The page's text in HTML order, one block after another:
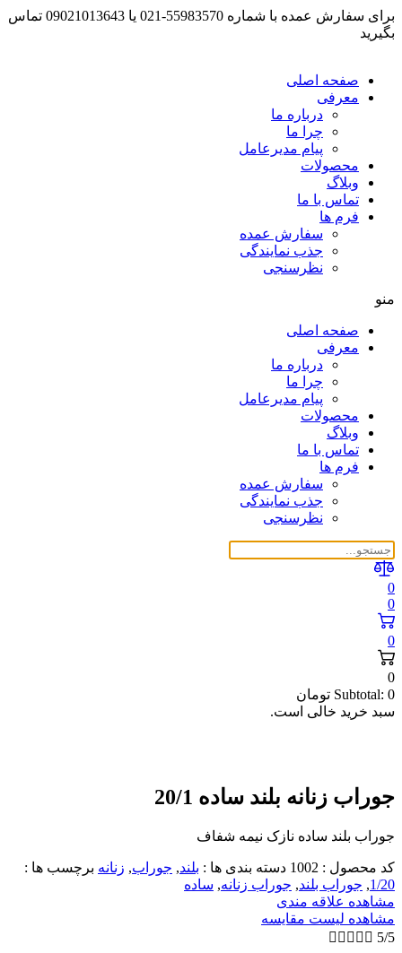
برای سفارش عمده با شماره 55983570-021 یا 09021013643 تماس
بگیرید
صفحه اصلی
معرفی
درباره ما
چرا ما
پیام مدیرعامل
محصولات
وبلاگ
تماس با ما
فرم ها
سفارش عمده
جذب نمایندگی
نظرسنجی
منو
صفحه اصلی
معرفی
درباره ما
چرا ما
پیام مدیرعامل
محصولات
وبلاگ
تماس با ما
فرم ها
سفارش عمده
جذب نمایندگی
نظرسنجی
0
0
0
0
Subtotal: 0
تومان
سبد خرید خالی است.
جوراب زنانه بلند ساده 20/1
جوراب بلند ساده نازک نیمه شفاف
کد محصول : 1002 دسته بندی ها : بلند, جوراب, زنانه برچسب ها :
1/20
, جوراب بلند, جوراب زنانه, ساده
مشاهده علاقه مندی
مشاهده لیست مقایسه
     5/5